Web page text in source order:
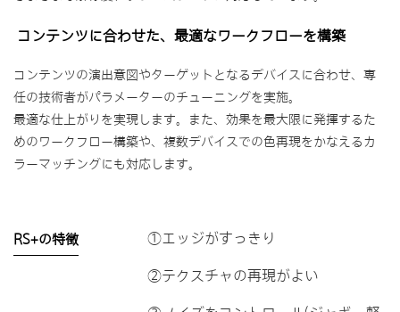
コンテンツに合わせた、最適なワークフローを構築
コンテンツの演出意図やターゲットとなるデバイスに合わせ、専
任の技術者がパラメーターのチューニングを実施。
最適な仕上がりを実現します。また、効果を最大限に発揮するた
めのワークフロー構築や、複数デバイスでの色再現をかなえるカ
ラーマッチングにも対応します。
RS+の特徴 ①エッジがすっきり
②テクスチャの再現がよい